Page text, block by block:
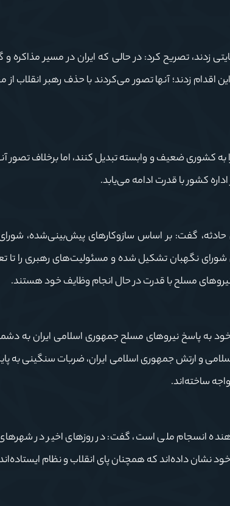
زدند، تصریح کرد: در حالی که ایران در مسیر
زدند؛ آنها تصور می‌کردند با حذف رهبر انقلاب از
کشوری ضعیف و وابسته تبدیل کنند، اما برخلاف تصور
کشور با قدرت ادامه می‌یابد.
گفت: بر اساس سازوکارهای پیش‌بینی‌شده،
نگهبان تشکیل شده و مسئولیت‌های رهبری را تا
مسلح با قدرت در حال انجام وظایف خود هستند.
به پاسخ نیروهای مسلح جمهوری اسلامی ایران به
و ارتش جمهوری اسلامی ایران، ضربات سنگینی به
ساخته‌اند.
انسجام ملی است، گفت: در روزهای اخیر در
نشان داده‌اند که همچنان پای انقلاب و نظام